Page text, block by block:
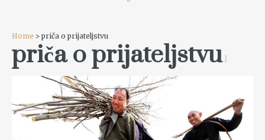
Home > priča o prijateljstvu
priča o prijateljstvu1